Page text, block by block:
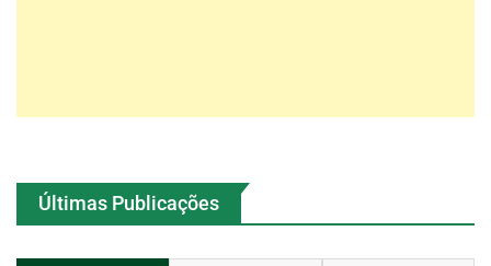
Últimas Publicações